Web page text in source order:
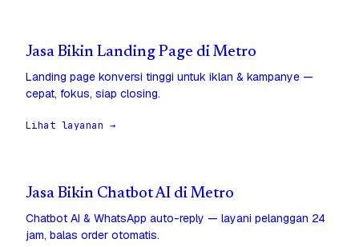
Jasa Bikin Landing Page di Metro
Landing page konversi tinggi untuk iklan & kampanye —
cepat, fokus, siap closing.
Lihat layanan →
Jasa Bikin Chatbot AI di Metro
Chatbot AI & WhatsApp auto-reply — layani pelanggan 24
jam, balas order otomatis.